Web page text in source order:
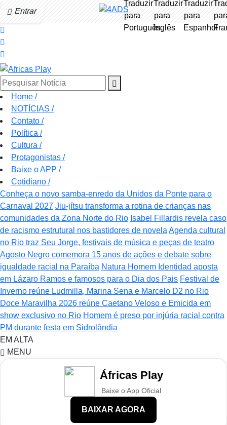
Entrar
Pesquisar Notícia
Home /
NOTÍCIAS /
Contato /
Política /
Cultura /
Protagonistas /
Baixe o APP /
Cotidiano /
Conheça o novo samba-enredo da Unidos da Ponte para o
Carnaval 2027 Jiu-jítsu transforma a rotina de crianças nas
comunidades da Zona Norte do Rio Isabel Fillardis revela caso
de racismo estrutural nos bastidores de novela Agenda cultural
no Rio traz Seu Jorge, festivais de música e peças de teatro
Agosto Negro comemora 15 anos de ações e debate sobre
igualdade racial na Paraíba Natura Homem Identidad aposta
em Lázaro Ramos e famosos para o Dia dos Pais Festival de
Inverno reúne Ludmilla, Marina Sena e Marcelo D2 no Rio
Doce Maravilha 2026 reúne Caetano Veloso e Emicida em
show exclusivo no Rio Homem é preso por injúria racial contra
PM durante festa em Sidrolândia
EM ALTA
MENU
Áfricas Play
Baixe o App Oficial
BAIXAR AGORA